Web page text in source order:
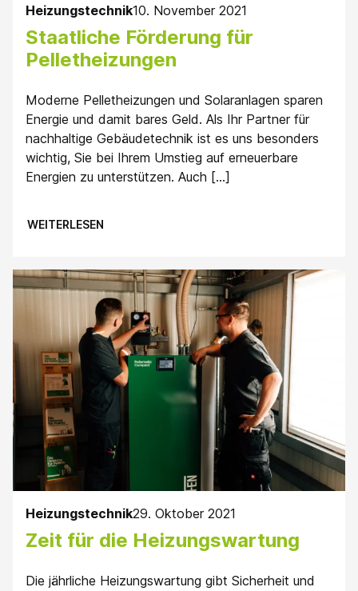
Heizungstechnik10. November 2021
Staatliche Förderung für
Pelletheizungen
Moderne Pelletheizungen und Solaranlagen sparen
Energie und damit bares Geld. Als Ihr Partner für
nachhaltige Gebäudetechnik ist es uns besonders
wichtig, Sie bei Ihrem Umstieg auf erneuerbare
Energien zu unterstützen. Auch […]
WEITERLESEN
Heizungstechnik29. Oktober 2021
Zeit für die Heizungswartung
Die jährliche Heizungswartung gibt Sicherheit und